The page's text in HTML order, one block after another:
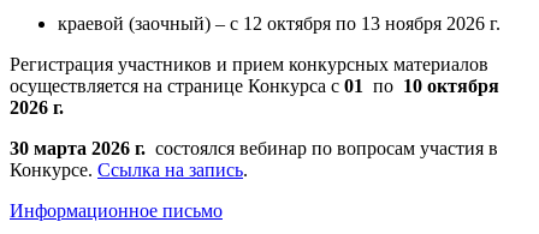
краевой (заочный) – с 12 октября по 13 ноября 2026 г.
Регистрация участников и прием конкурсных материалов
осуществляется на странице Конкурса с 01 по 10 октября
2026 г.
30 марта 2026 г. состоялся вебинар по вопросам участия в
Конкурсе. Ссылка на запись.
Информационное письмо